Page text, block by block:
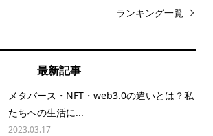
ランキング一覧
最新記事
メタバース・NFT・web3.0の違いとは？私
たちへの生活に...
2023.03.17